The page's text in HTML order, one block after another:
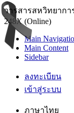
วารสารสหวิทยากา
248X (Online)
Main
Main Content
Sidebar
ลงทะเบียน
เข้าสู่ระบบ
ภาษาไทย